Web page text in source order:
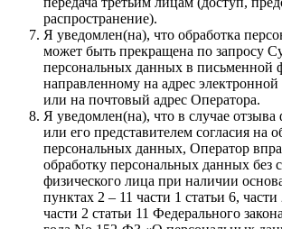
распространение).
Я уведомлен(на), что обработка
может быть прекращена по запросу
персональных данных в письменной
направленному на адрес
или на почтовый адрес Оператора.
Я уведомлен(на), что в случае
или его представителем согласия на
персональных данных, Оператор
обработку персональных данных без
физического лица при наличии
пунктах 2 – 11 части 1 статьи 6, части
части 2 статьи 11 Федерального